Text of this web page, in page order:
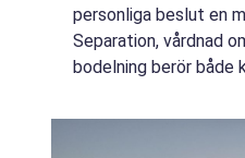
personliga beslut en
Separation, vårdnad
bodelning berör både
och advokater som